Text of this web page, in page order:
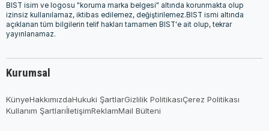
BIST isim ve logosu "koruma marka belgesi" altında korunmakta olup
izinsiz kullanılamaz, iktibas edilemez, değiştirilemez.BIST ismi altında
açıklanan tüm bilgilerin telif hakları tamamen BIST'e ait olup, tekrar
yayınlanamaz.
Kurumsal
KünyeHakkımızdaHukuki ŞartlarGizlilik PolitikasıÇerez Politikası
Kullanım ŞartlarıİletişimReklamMail Bülteni